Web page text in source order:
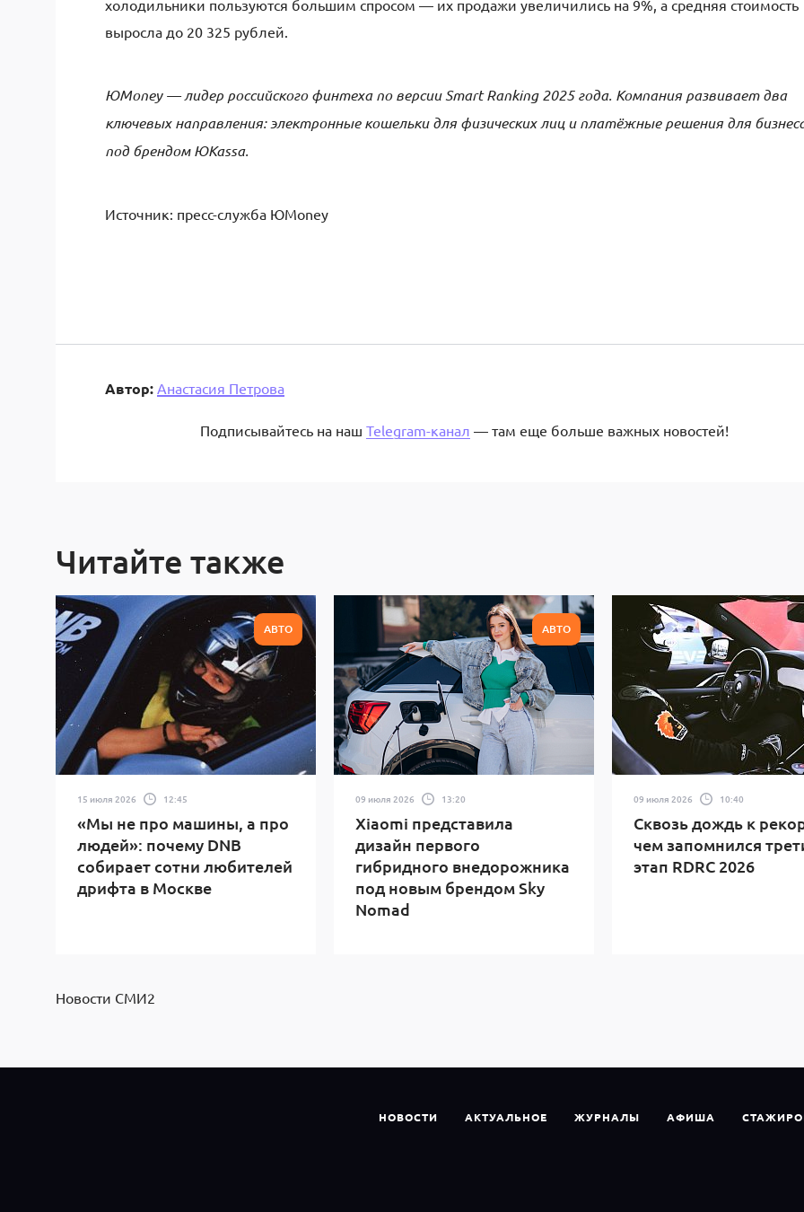
холодильники пользуются большим спросом — их продажи увеличились на 9%, а средняя стоимость
выросла до 20 325 рублей.
ЮMoney — лидер российского финтеха по версии Smart Ranking 2025 года. Компания развивает два
ключевых направления: электронные кошельки для физических лиц и платёжные решения для
под брендом ЮKassa.
Источник: пресс-служба ЮMoney
Автор: Анастасия Петрова
Подписывайтесь на наш Telegram-канал — там еще больше важных новостей!
Читайте также
АВТО
15 июля 2026 12:45
«Мы не про машины, а про
людей»: почему DNB
собирает сотни любителей
дрифта в Москве
АВТО
09 июля 2026 13:20
Xiaomi представила
дизайн первого
гибридного внедорожника
под новым брендом Sky
Nomad
09 июля 2026 10:40
Сквозь дождь к
чем запомнился
этап RDRC 2026
Новости СМИ2
НОВОСТИ АКТУАЛЬНОЕ ЖУРНАЛЫ АФИША